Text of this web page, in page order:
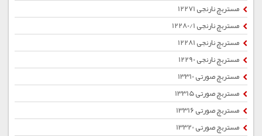
مستربچ نارنجی 12271
مستربچ نارنجی 12280/1
مستربچ نارنجی 12281
مستربچ نارنجی 12290
مستربچ صورتی 13310
مستربچ صورتی 13315
مستربچ صورتی 13316
مستربچ صورتی 13320